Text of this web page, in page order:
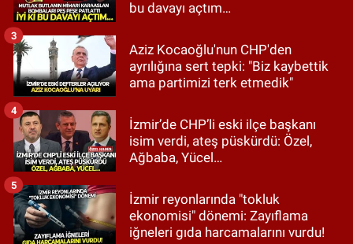
bu davayı açtım…
Aziz Kocaoğlu'nun CHP'den
ayrılığına sert tepki: "Biz kaybettik
ama partimizi terk etmedik"
3
İzmir’de CHP’li eski ilçe başkanı
isim verdi, ateş püskürdü: Özel,
Ağbaba, Yücel…
4
İzmir reyonlarında "tokluk
ekonomisi" dönemi: Zayıflama
iğneleri gıda harcamalarını vurdu!
5